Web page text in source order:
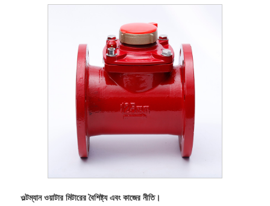
ওল্টম্যান ওয়াটার মিটারের বৈশিষ্ট্য এবং কাজের নীতি।